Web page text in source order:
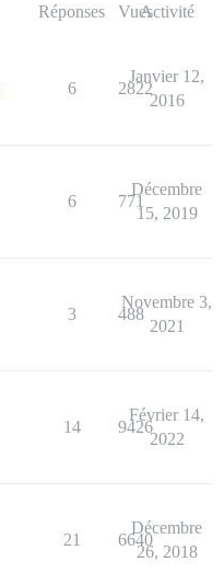
Réponses VuesActivité
6 2822
Janvier 12,
2016
6 771
Décembre
15, 2019
3 488
Novembre 3,
2021
14 9426
Février 14,
2022
21 6640
Décembre
26, 2018